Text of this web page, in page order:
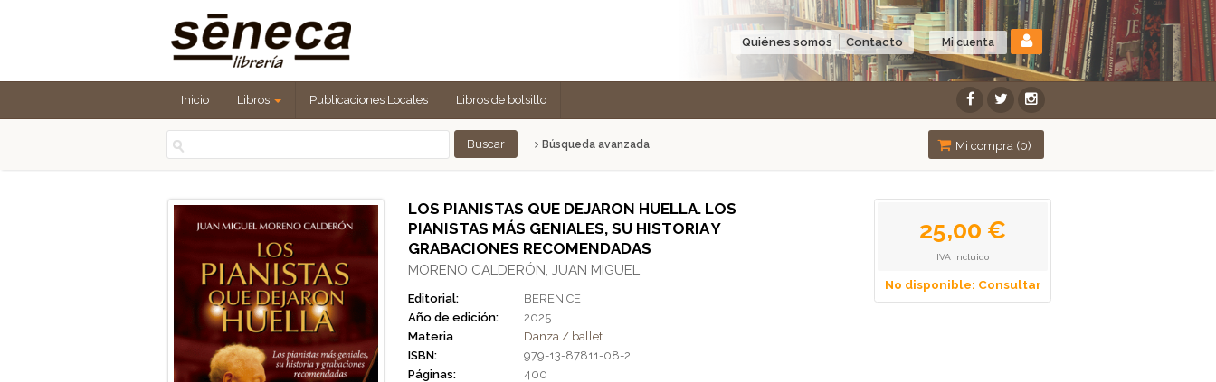
Mi cuenta
Quiénes somos Contacto
Inicio Libros Publicaciones Locales Libros de bolsillo
Búsqueda avanzada Mi compra (0)
LOS PIANISTAS QUE DEJARON HUELLA. LOS
PIANISTAS MÁS GENIALES, SU HISTORIA Y
GRABACIONES RECOMENDADAS
MORENO CALDERÓN, JUAN MIGUEL
Editorial:
BERENICE
Año de edición:
2025
Materia
Danza / ballet
ISBN:
979-13-87811-08-2
Páginas:
400
25,00 €
IVA incluido
No disponible: Consultar